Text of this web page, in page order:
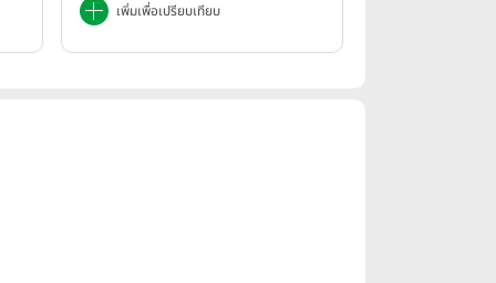
เพิ่มเพื่อเปรียบเทียบ